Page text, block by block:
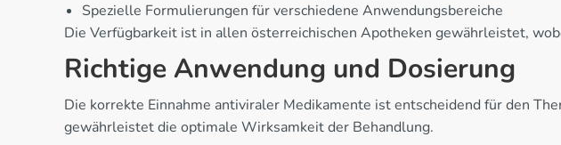
Spezielle Formulierungen für verschiedene Anwendungsbereiche
Die Verfügbarkeit ist in allen österreichischen Apotheken gewährleistet,
Richtige Anwendung und Dosierung
Die korrekte Einnahme antiviraler Medikamente ist entscheidend für den
gewährleistet die optimale Wirksamkeit der Behandlung.